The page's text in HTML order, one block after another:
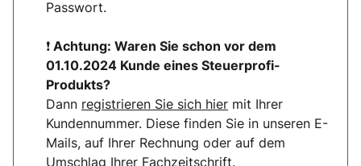
Passwort.
❗ Achtung: Waren Sie schon vor dem
01.10.2024 Kunde eines Steuerprofi-
Produkts?
Dann registrieren Sie sich hier mit Ihrer
Kundennummer. Diese finden Sie in unseren E-
Mails, auf Ihrer Rechnung oder auf dem
Umschlag Ihrer Fachzeitschrift.